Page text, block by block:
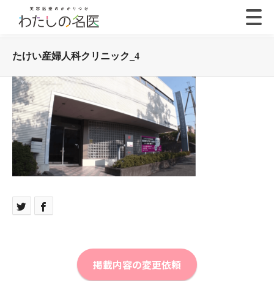
たけい産婦人科クリニック_4
掲載内容の変更依頼